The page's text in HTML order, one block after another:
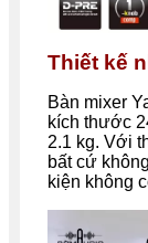
Thiết kế
Bàn mixer
kích thước
2.1 kg. Với
bất cứ
kiện không